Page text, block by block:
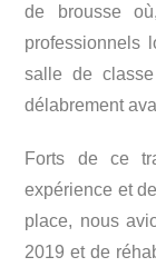
de brousse
professionnels
salle de
délabrement
Forts de ce
expérience et
place, nous
2019 et de